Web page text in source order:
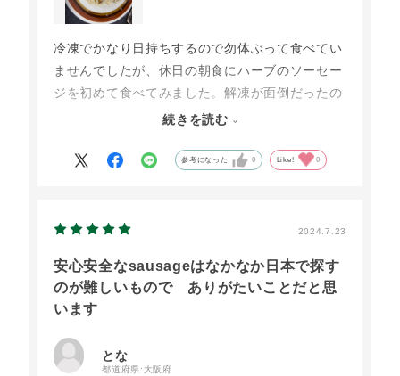
冷凍でかなり日持ちするので勿体ぶって食べてい
ませんでしたが、休日の朝食にハーブのソーセー
ジを初めて食べてみました。解凍が面倒だったの
で冷凍のままボイルして使いましたが食感が少し
の香りがかなり強く、お肉の味よりもハーブの主
ました。まろやかなカルボナーラソースの中でソ
です。
他の味はまだ食べていないので楽しみにしたいと
思います。
続きを読む
参考になった 0 Like! 0
2024.7.23
安心安全なsausageはなかなか日本で探す
のが難しいもので ありがたいことだと思
います
とな
都道府県: 大阪府